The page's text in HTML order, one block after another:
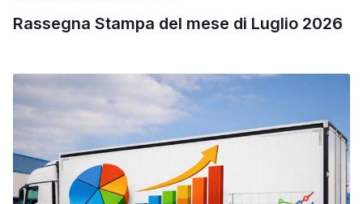
Rassegna Stampa del mese di Luglio 2026